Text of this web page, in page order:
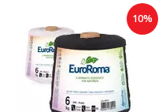
10%